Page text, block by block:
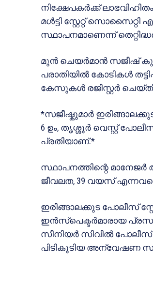
നിക്ഷേപകർക്ക്
മൾട്ടി സ്റ്റേറ്റ്
സ്ഥാപനമാണെന്ന്
മുൻ ചെയർമാൻ സജീഷ്
പരാതിയിൽ കോടികൾ
കേസുകൾ രജിസ്റ്റർ
*സജീഷ്കുമാർ
6 ഉം, തൃശ്ശൂർ വെസ്റ്റ്
പ്രതിയാണ്.*
സ്ഥാപനത്തിന്റെ മാനേജർ
ജീവലത, 39 വയസ്
ഇരിങ്ങാലക്കുട പോലീസ്
ഇൻസ്പെക്ടർമാരായ
സീനിയർ സിവിൽ
പിടികൂടിയ അന്വേഷണ